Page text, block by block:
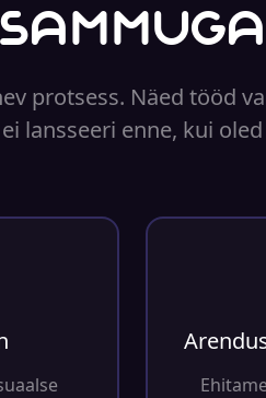
sammuga
protsess. Näed tööd
lansseeri enne, kui